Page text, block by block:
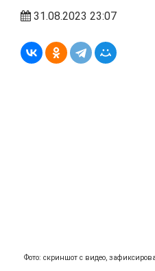
31.08.2023 23:07
Фото: скриншот с видео,